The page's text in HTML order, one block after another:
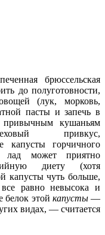
брюссельская
до полуготовности,
(лук, морковь,
пасты и запечь в
привычным кушаньям
привкус,
капусты горчичного
может приятно
диету (хотя
капусты чуть больше,
равно невысока и
белок этой капусты—
видах, — считается